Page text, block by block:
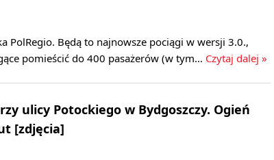
PolRegio. Będą to najnowsze pociągi w wersji 3.0.,
pomieścić do 400 pasażerów (w tym… Czytaj dalej »
ulicy Potockiego w Bydgoszczy. Ogień
[zdjęcia]